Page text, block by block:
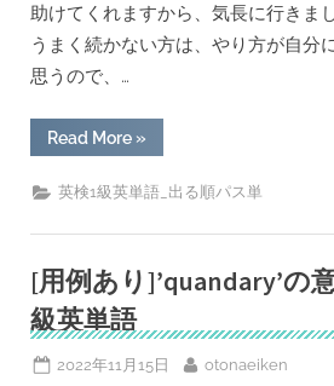
助けてくれますから、気長に行きま
うまく続かない方は、やり方が自分
思うので、…
Read More“[用
例
り]
紛
わ
い
&
真
逆
系
futile
/
»
英検1級英単語_出る順パス単
[用例あり]’quandary’の
級英単語
Posted
2022年11月15日 By
otonaeiken